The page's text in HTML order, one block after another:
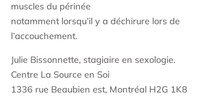
muscles du périnée
notamment lorsqu’il y a déchirure lors de
l’accouchement.
Julie Bissonnette, stagiaire en sexologie.
Centre La Source en Soi
1336 rue Beaubien est, Montréal H2G 1K8